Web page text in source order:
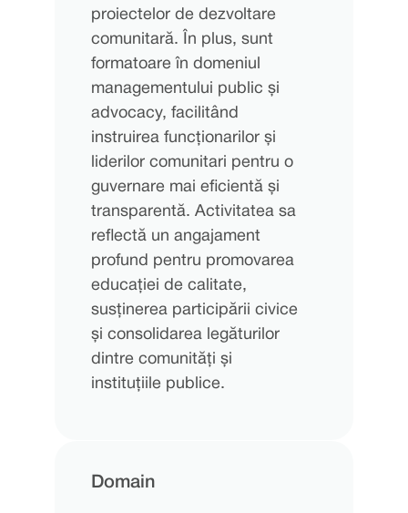
proiectelor de dezvoltare
comunitară. În plus, sunt
formatoare în domeniul
managementului public și
advocacy, facilitând
instruirea funcționarilor și
liderilor comunitari pentru o
guvernare mai eficientă și
transparentă. Activitatea sa
reflectă un angajament
profund pentru promovarea
educației de calitate,
susținerea participării civice
și consolidarea legăturilor
dintre comunități și
instituțiile publice.
Domain